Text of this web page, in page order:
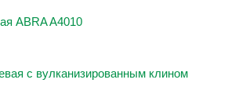
ABRA A4010
с вулканизированным клином